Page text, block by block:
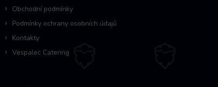
Obchodní podmínky
Podmínky ochrany osobních údajů
Kontakty
Vespalec Catering